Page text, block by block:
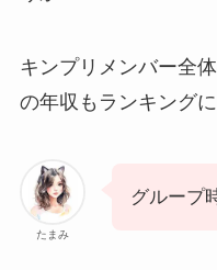
キンプリメンバー全
の年収もランキング
たまみ
グループ